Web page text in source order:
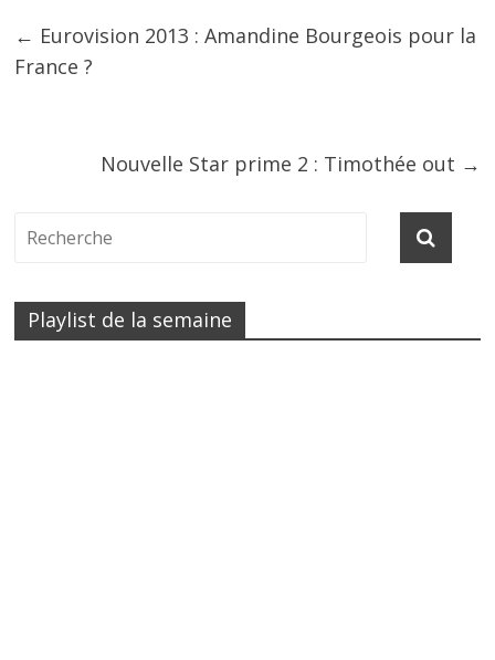
← Eurovision 2013 : Amandine Bourgeois pour la
France ?
Nouvelle Star prime 2 : Timothée out →
Playlist de la semaine